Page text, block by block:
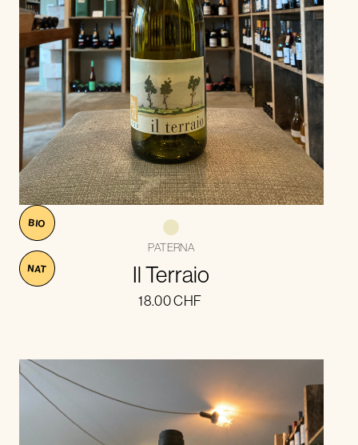
BIO
NAT
PATERNA
Il Terraio
18.00CHF